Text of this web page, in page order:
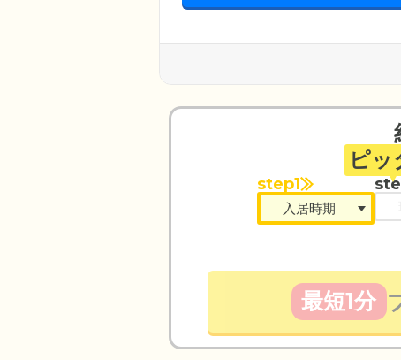
ピッ
step1
最短1分